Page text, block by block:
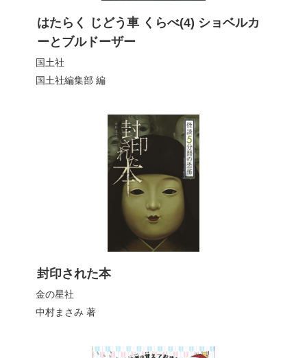
はたらく じどう車 くらべ(4) ショベルカ
ーとブルドーザー
国土社
国土社編集部 編
封印された本
金の星社
中村まさみ 著